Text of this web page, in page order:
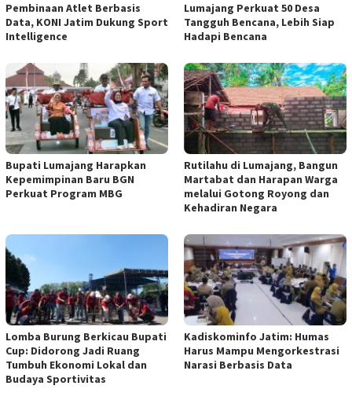
Pembinaan Atlet Berbasis
Data, KONI Jatim Dukung Sport
Intelligence
Lumajang Perkuat 50 Desa
Tangguh Bencana, Lebih Siap
Hadapi Bencana
Bupati Lumajang Harapkan
Kepemimpinan Baru BGN
Perkuat Program MBG
Rutilahu di Lumajang, Bangun
Martabat dan Harapan Warga
melalui Gotong Royong dan
Kehadiran Negara
Lomba Burung Berkicau Bupati
Cup: Didorong Jadi Ruang
Tumbuh Ekonomi Lokal dan
Budaya Sportivitas
Kadiskominfo Jatim: Humas
Harus Mampu Mengorkestrasi
Narasi Berbasis Data